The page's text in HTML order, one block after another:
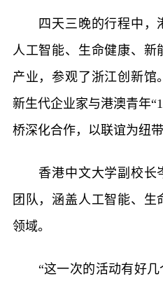
四天三晚的行程中，
人工智能、生命健康、新
产业，参观了浙江创新馆
新生代企业家与港澳青年
桥深化合作，以联谊为纽带
香港中文大学副校长
团队，涵盖人工智能、
领域。
“这一次的活动有好几